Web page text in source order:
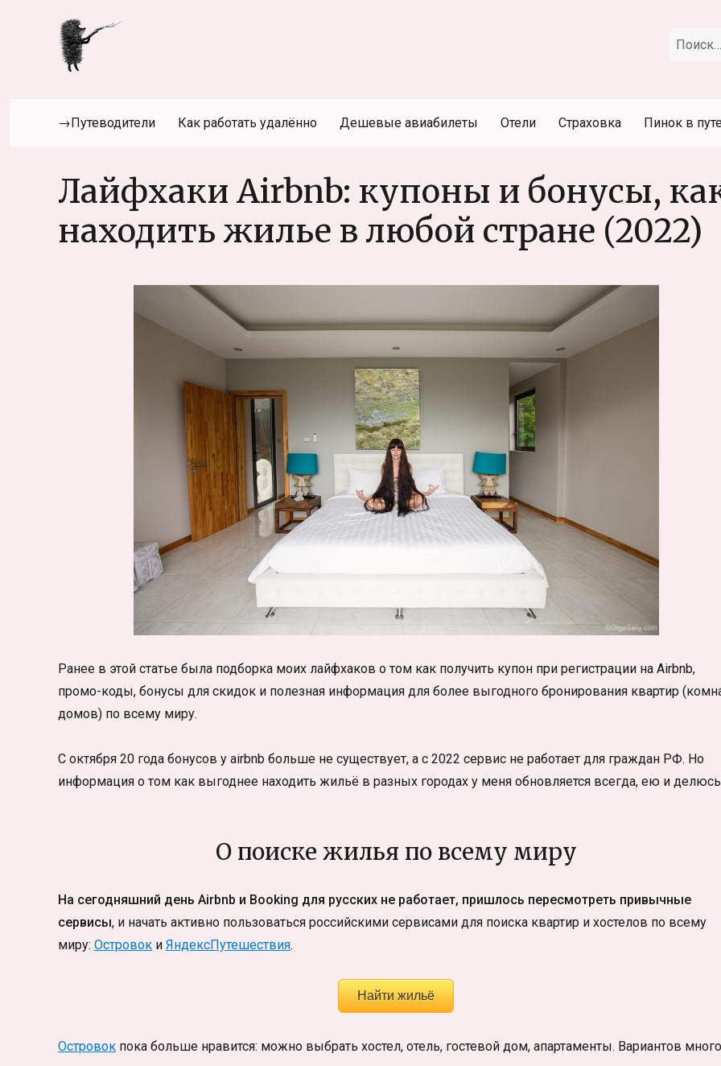
Искать:
→Путеводители Как работать удалённо Дешевые авиабилеты Отели Страховка Пинок в
Лайфхаки Airbnb: купоны и бонусы,
находить жилье в любой стране (2022)
Ранее в этой статье была подборка моих лайфхаков о том как получить купон при регистрации на Airbnb,
промо-коды, бонусы для скидок и полезная информация для более выгодного бронирования квартир
домов) по всему миру.
С октября 20 года бонусов у airbnb больше не существует, а с 2022 сервис не работает для граждан РФ. Но
информация о том как выгоднее находить жильё в разных городах у меня обновляется всегда, ею и
О поиске жилья по всему миру
На сегодняшний день Airbnb и Booking для русских не работает, пришлось пересмотреть привычные
сервисы, и начать активно пользоваться российскими сервисами для поиска квартир и хостелов по всему
миру: Островок и ЯндексПутешествия.
Найти жильё
Островок пока больше нравится: можно выбрать хостел, отель, гостевой дом, апартаменты. Вариантов